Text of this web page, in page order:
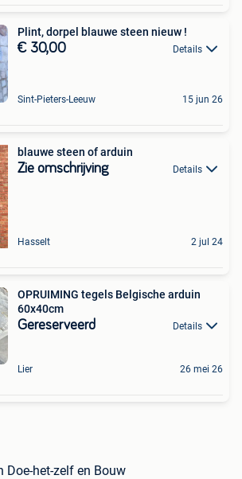
Plint, dorpel blauwe steen nieuw !
€ 30,00 Details
Sint-Pieters-Leeuw 15 jun 26
blauwe steen of arduin
Zie omschrijving Details
Hasselt 2 jul 24
OPRUIMING tegels Belgische arduin
60x40cm
Gereserveerd Details
Lier 26 mei 26
Doe-het-zelf en Bouw